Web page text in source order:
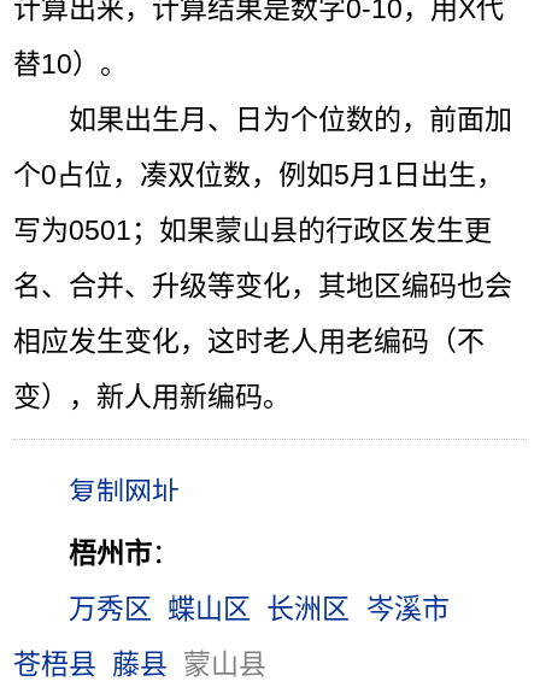
计算出来，计算结果是数字0-10，用X代
替10）。
如果出生月、日为个位数的，前面加
个0占位，凑双位数，例如5月1日出生，
写为0501；如果蒙山县的行政区发生更
名、合并、升级等变化，其地区编码也会
相应发生变化，这时老人用老编码（不
变），新人用新编码。
梧州市：
万秀区 蝶山区 长洲区
岑溪市
苍梧县 藤县 蒙山县